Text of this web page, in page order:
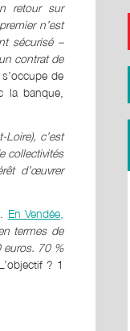
retour sur
n’est
sécurisé –
contrat de
de
la banque,
Loire), c’est
collectivités
d’œuvrer
En Vendée,
termes de
euros. 70 %
L’objectif ? 1